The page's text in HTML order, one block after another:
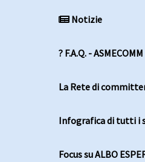
Notizie
? F.A.Q. - ASMECOMM
La Rete di
Infografica di tutti i
Focus su ALBO